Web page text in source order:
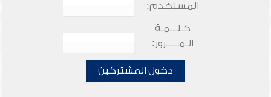
المستخدم:
كـلـــمـة
الـمـــــرور:
دخول المشتركين